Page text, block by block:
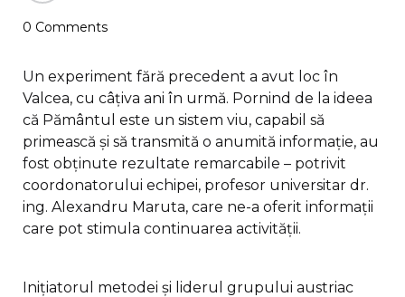
0 Comments
Un experiment fără precedent a avut loc în
Valcea, cu câțiva ani în urmă. Pornind de la ideea
că Pământul este un sistem viu, capabil să
primească și să transmită o anumită informație, au
fost obținute rezultate remarcabile – potrivit
coordonatorului echipei, profesor universitar dr.
ing. Alexandru Maruta, care ne-a oferit informații
care pot stimula continuarea activității.
Inițiatorul metodei și liderul grupului austriac